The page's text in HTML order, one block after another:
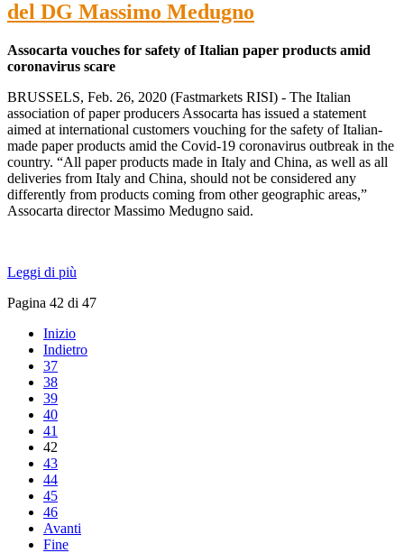
del DG Massimo Medugno
Assocarta vouches for safety of Italian paper products amid
coronavirus scare
BRUSSELS, Feb. 26, 2020 (Fastmarkets RISI) - The Italian
association of paper producers Assocarta has issued a statement
aimed at international customers vouching for the safety of Italian-
made paper products amid the Covid-19 coronavirus outbreak in the
country. “All paper products made in Italy and China, as well as all
deliveries from Italy and China, should not be considered any
differently from products coming from other geographic areas,”
Assocarta director Massimo Medugno said.
Leggi di più
Pagina 42 di 47
Inizio
Indietro
37
38
39
40
41
42
43
44
45
46
Avanti
Fine